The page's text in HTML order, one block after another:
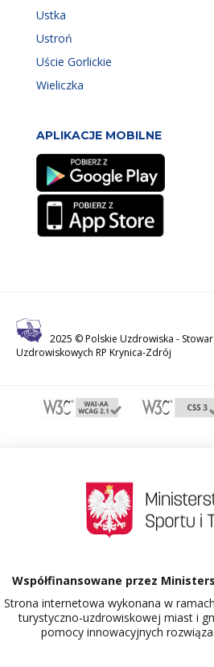
Ustka
Ustroń
Uście Gorlickie
Wieliczka
APLIKACJE MOBILNE
2025 © Polskie Uzdrowiska -
Uzdrowiskowych RP Krynica-Zdrój
Współfinansowane przez
Strona internetowa wykonana w
turystyczno-uzdrowiskowej miast i
pomocy innowacyjnych